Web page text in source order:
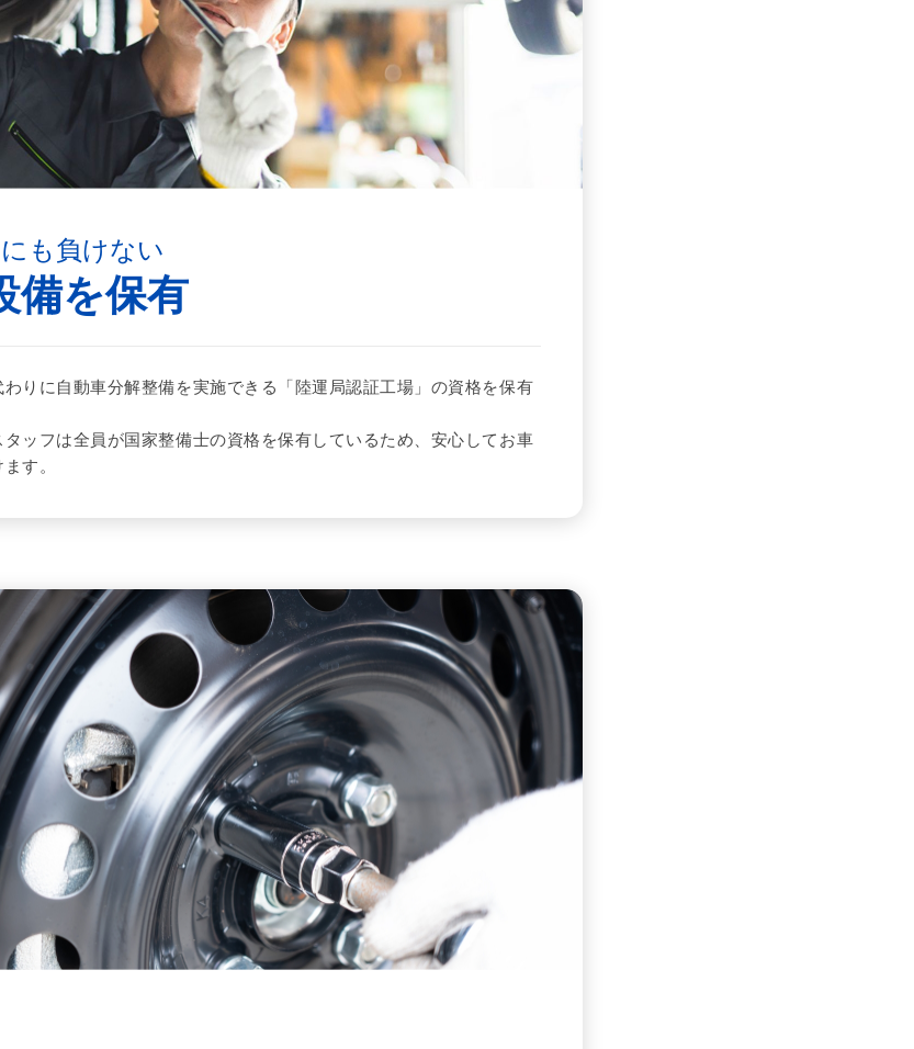
も負けない
備を保有
りに自動車分解整備を実施できる「陸運局認証工場」の資格を保有
タッフは全員が国家整備士の資格を保有しているため、安心してお車
す。